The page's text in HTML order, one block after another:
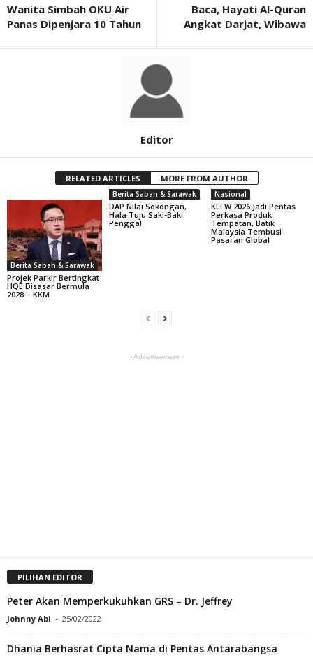
Wanita Simbah OKU Air
Panas Dipenjara 10 Tahun
Baca, Hayati Al-Quran
Angkat Darjat, Wibawa
Editor
RELATED ARTICLES MORE FROM AUTHOR
Berita Sabah & Sarawak
Projek Parkir Bertingkat
HQE Disasar Bermula
2028 – KKM
Berita Sabah & Sarawak
DAP Nilai Sokongan,
Hala Tuju Saki-Baki
Penggal
Nasional
KLFW 2026 Jadi Pentas
Perkasa Produk
Tempatan, Batik
Malaysia Tembusi
Pasaran Global
- Advertisement -
PILIHAN EDITOR
Peter Akan Memperkukuhkan GRS – Dr. Jeffrey
Johnny Abi - 25/02/2022
Dhania Berhasrat Cipta Nama di Pentas Antarabangsa